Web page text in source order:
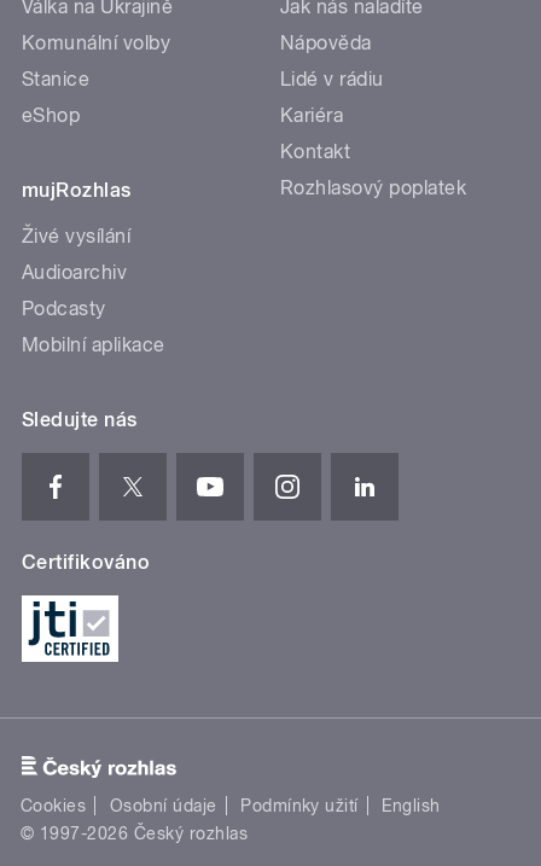
Válka na Ukrajině
Komunální volby
Stanice
eShop
mujRozhlas
Živé vysílání
Audioarchiv
Podcasty
Mobilní aplikace
Jak nás naladíte
Nápověda
Lidé v rádiu
Kariéra
Kontakt
Rozhlasový poplatek
Sledujte nás
Certifikováno
Cookies Osobní údaje Podmínky užití
English
© 1997-2026 Český rozhlas